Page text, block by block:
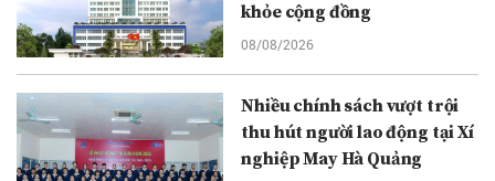
khỏe cộng đồng
08/08/2026
Nhiều chính sách vượt trội
thu hút người lao động tại Xí
nghiệp May Hà Quảng